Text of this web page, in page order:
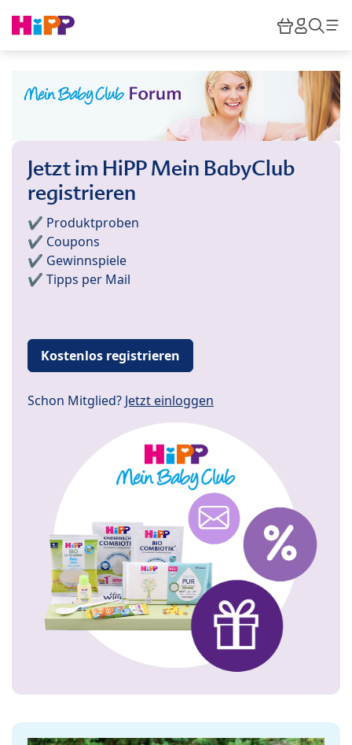
HiPP
Jetzt im HiPP Mein BabyClub
registrieren
✔️ Produktproben
✔️ Coupons
✔️ Gewinnspiele
✔️ Tipps per Mail
Kostenlos registrieren
Schon Mitglied? Jetzt einloggen